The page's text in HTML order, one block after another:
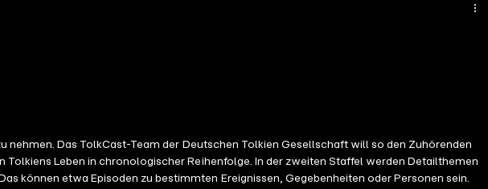
nehmen. Das TolkCast-Team der Deutschen Tolkien Gesellschaft will so den Zuhörenden
Leben in chronologischer Reihenfolge. In der zweiten Staffel werden Detailthemen
können etwa Episoden zu bestimmten Ereignissen, Gegebenheiten oder Personen sein.